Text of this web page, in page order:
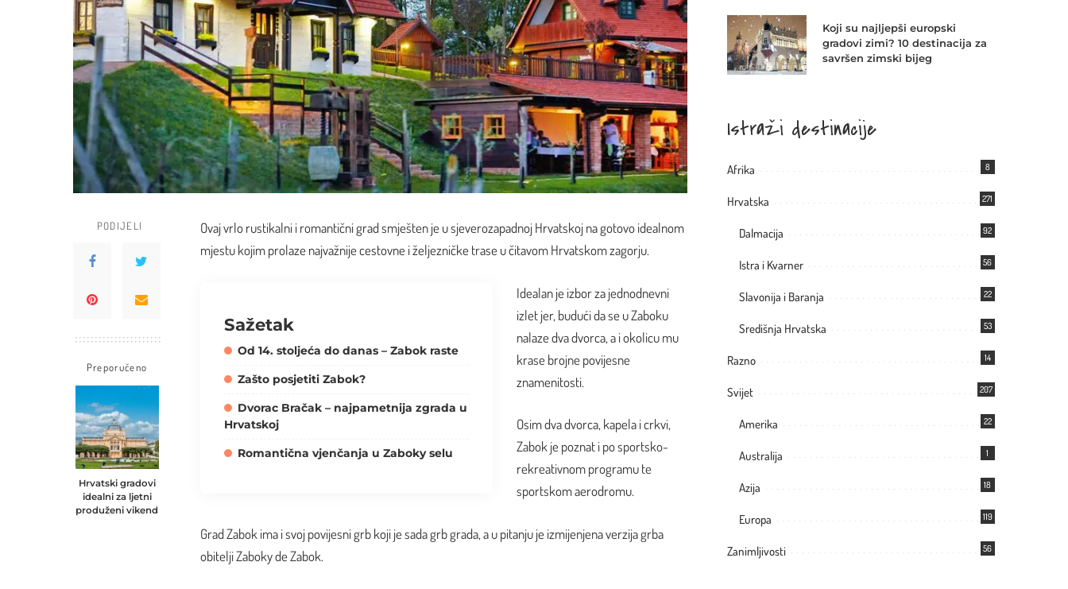
PODIJELI
Preporučeno
Hrvatski gradovi
idealni za ljetni
produženi vikend
Ovaj vrlo rustikalni i romantični grad smješten je u sjeverozapadnoj Hrvatskoj na gotovo idealnom
mjestu kojim prolaze najvažnije cestovne i željezničke trase u čitavom Hrvatskom zagorju.
Sažetak
Od 14. stoljeća do danas – Zabok raste
Zašto posjetiti Zabok?
Dvorac Bračak – najpametnija zgrada u
Hrvatskoj
Romantična vjenčanja u Zaboky selu
Idealan je izbor za jednodnevni
izlet jer, budući da se u Zaboku
nalaze dva dvorca, a i okolicu mu
krase brojne povijesne
znamenitosti.
Osim dva dvorca, kapela i crkvi,
Zabok je poznat i po sportsko-
rekreativnom programu te
sportskom aerodromu.
Grad Zabok ima i svoj povijesni grb koji je sada grb grada, a u pitanju je izmijenjena verzija grba
obitelji Zaboky de Zabok.
Koji su najljepši europski
gradovi zimi? 10 destinacija za
savršen zimski bijeg
Istraži destinacije
Afrika 8
Hrvatska 271
Dalmacija 92
Istra i Kvarner 56
Slavonija i Baranja 22
Središnja Hrvatska 53
Razno 14
Svijet 207
Amerika 22
Australija 1
Azija 18
Europa 119
Zanimljivosti 56